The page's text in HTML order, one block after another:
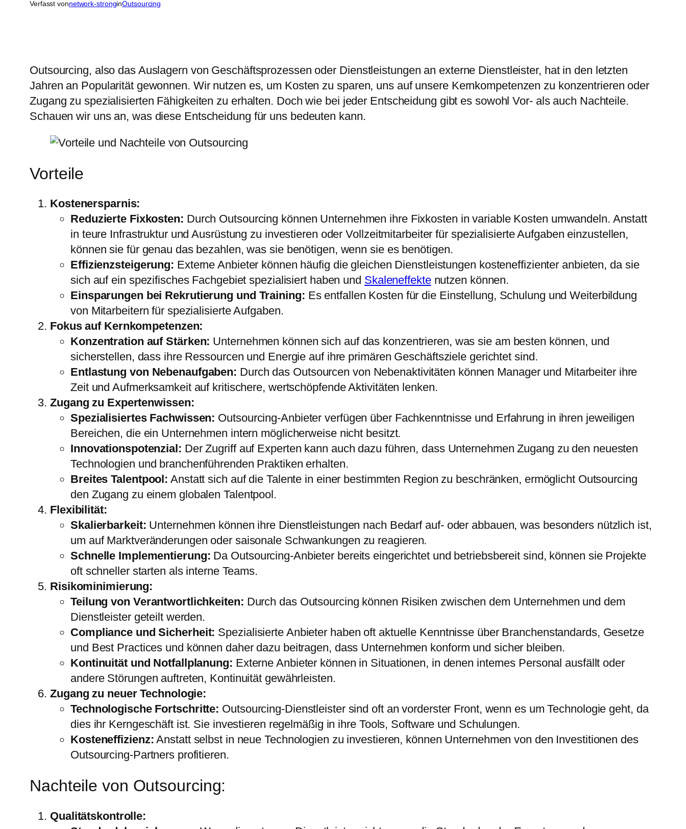
Verfasst vonnetwork-stronginOutsourcing
Outsourcing, also das Auslagern von Geschäftsprozessen oder Dienstleistungen an externe Dienstleister, hat in den letzten
Jahren an Popularität gewonnen. Wir nutzen es, um Kosten zu sparen, uns auf unsere Kernkompetenzen zu konzentrieren oder
Zugang zu spezialisierten Fähigkeiten zu erhalten. Doch wie bei jeder Entscheidung gibt es sowohl Vor- als auch Nachteile.
Schauen wir uns an, was diese Entscheidung für uns bedeuten kann.
Vorteile
Kostenersparnis:
Reduzierte Fixkosten: Durch Outsourcing können Unternehmen ihre Fixkosten in variable Kosten umwandeln. Anstatt
in teure Infrastruktur und Ausrüstung zu investieren oder Vollzeitmitarbeiter für spezialisierte Aufgaben einzustellen,
können sie für genau das bezahlen, was sie benötigen, wenn sie es benötigen.
Effizienzsteigerung: Externe Anbieter können häufig die gleichen Dienstleistungen kosteneffizienter anbieten, da sie
sich auf ein spezifisches Fachgebiet spezialisiert haben und Skaleneffektenutzen können.
Einsparungen bei Rekrutierung und Training: Es entfallen Kosten für die Einstellung, Schulung und Weiterbildung
von Mitarbeitern für spezialisierte Aufgaben.
Fokus auf Kernkompetenzen:
Konzentration auf Stärken: Unternehmen können sich auf das konzentrieren, was sie am besten können, und
sicherstellen, dass ihre Ressourcen und Energie auf ihre primären Geschäftsziele gerichtet sind.
Entlastung von Nebenaufgaben: Durch das Outsourcen von Nebenaktivitäten können Manager und Mitarbeiter ihre
Zeit und Aufmerksamkeit auf kritischere, wertschöpfende Aktivitäten lenken.
Zugang zu Expertenwissen:
Spezialisiertes Fachwissen: Outsourcing-Anbieter verfügen über Fachkenntnisse und Erfahrung in ihren jeweiligen
Bereichen, die ein Unternehmen intern möglicherweise nicht besitzt.
Innovationspotenzial: Der Zugriff auf Experten kann auch dazu führen, dass Unternehmen Zugang zu den neuesten
Technologien und branchenführenden Praktiken erhalten.
Breites Talentpool: Anstatt sich auf die Talente in einer bestimmten Region zu beschränken, ermöglicht Outsourcing
den Zugang zu einem globalen Talentpool.
Flexibilität:
Skalierbarkeit: Unternehmen können ihre Dienstleistungen nach Bedarf auf- oder abbauen, was besonders nützlich ist,
um auf Marktveränderungen oder saisonale Schwankungen zu reagieren.
Schnelle Implementierung: Da Outsourcing-Anbieter bereits eingerichtet und betriebsbereit sind, können sie Projekte
oft schneller starten als interne Teams.
Risikominimierung:
Teilung von Verantwortlichkeiten: Durch das Outsourcing können Risiken zwischen dem Unternehmen und dem
Dienstleister geteilt werden.
Compliance und Sicherheit: Spezialisierte Anbieter haben oft aktuelle Kenntnisse über Branchenstandards, Gesetze
und Best Practices und können daher dazu beitragen, dass Unternehmen konform und sicher bleiben.
Kontinuität und Notfallplanung: Externe Anbieter können in Situationen, in denen internes Personal ausfällt oder
andere Störungen auftreten, Kontinuität gewährleisten.
Zugang zu neuer Technologie:
Technologische Fortschritte: Outsourcing-Dienstleister sind oft an vorderster Front, wenn es um Technologie geht, da
dies ihr Kerngeschäft ist. Sie investieren regelmäßig in ihre Tools, Software und Schulungen.
Kosteneffizienz: Anstatt selbst in neue Technologien zu investieren, können Unternehmen von den Investitionen des
Outsourcing-Partners profitieren.
Nachteile von Outsourcing:
Qualitätskontrolle: